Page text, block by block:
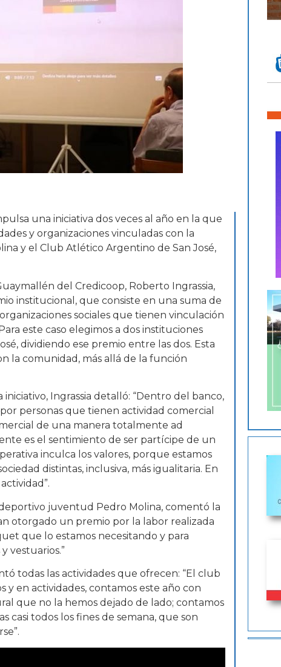
una iniciativa dos veces al año en la que
y organizaciones vinculadas con la
y el Club Atlético Argentino de San José,
del Credicoop, Roberto Ingrassia,
institucional, que consiste en una suma de
sociales que tienen vinculación
este caso elegimos a dos instituciones
dividiendo ese premio entre las dos. Esta
la comunidad, más allá de la función
Ingrassia detalló: “Dentro del banco,
personas que tienen actividad comercial
de una manera totalmente ad
es el sentimiento de ser partícipe de un
inculca los valores, porque estamos
distintas, inclusiva, más igualitaria. En
juventud Pedro Molina, comentó la
otorgado un premio por la labor realizada
que lo estamos necesitando y para
vestuarios.”
todas las actividades que ofrecen: “El club
y en actividades, contamos este año con
que no la hemos dejado de lado; contamos
casi todos los fines de semana, que son